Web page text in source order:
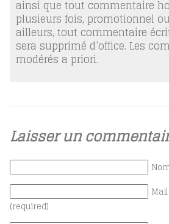
ainsi que tout commentaire
plusieurs fois, promotionnel
ailleurs, tout commentaire
sera supprimé d’office. Les
modérés a priori.
Laisser un
(required)